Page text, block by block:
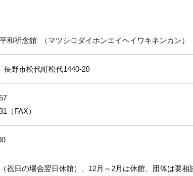
和祈念館 マツシロダイホンエイヘイワキネンカン
長野市松代町松代1440-20
（FAX）
祝日の場合翌日休館）、12月～2月は休館、団体は要相